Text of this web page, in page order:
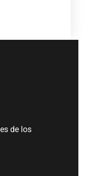
de los